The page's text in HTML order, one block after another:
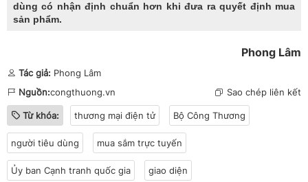
dùng có nhận định chuẩn hơn khi đưa ra quyết định mua
sản phẩm.
Phong Lâm
Tác giả: Phong Lâm
Nguồn:congthuong.vn Sao chép liên kết
Từ khóa: thương mại điện tử Bộ Công Thương
người tiêu dùng mua sắm trực tuyến
Ủy ban Cạnh tranh quốc gia giao diện